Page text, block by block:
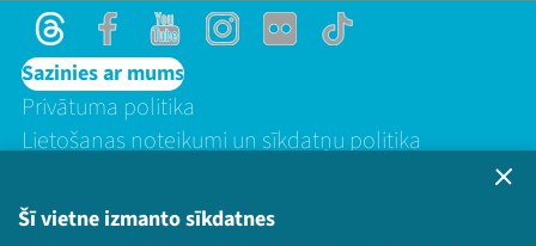
Šī vietne izmanto sīkdatnes
ThreadsFacebookYoutubeInstagram
Flick TikTok
Sazinies ar mums
Privātuma politika
Lietošanas noteikumi un sīkdatņu politika
© 2026 Sarunu festivāls LAMPA Visas tiesības